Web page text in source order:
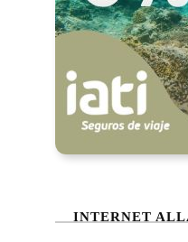
INTERNET